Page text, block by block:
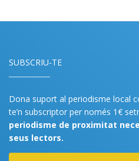
SUBSCRIU-TE
Dona suport al periodisme local
te’n subscriptor per només 1€
periodisme de proximitat
seus lectors.